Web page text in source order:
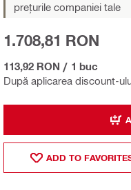
prețurile companiei tale
După aplicarea discount-
1.708,81 RON
113,92 RON / 1 buc
ADD TO